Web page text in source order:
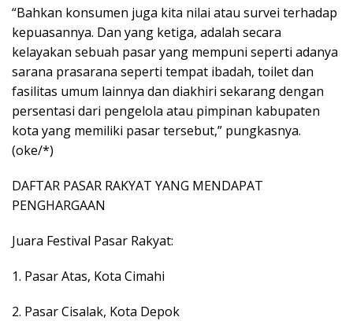
“Bahkan konsumen juga kita nilai atau survei terhadap
kepuasannya. Dan yang ketiga, adalah secara
kelayakan sebuah pasar yang mempuni seperti adanya
sarana prasarana seperti tempat ibadah, toilet dan
fasilitas umum lainnya dan diakhiri sekarang dengan
persentasi dari pengelola atau pimpinan kabupaten
kota yang memiliki pasar tersebut,” pungkasnya.
(oke/*)
DAFTAR PASAR RAKYAT YANG MENDAPAT
PENGHARGAAN
Juara Festival Pasar Rakyat:
1. Pasar Atas, Kota Cimahi
2. Pasar Cisalak, Kota Depok